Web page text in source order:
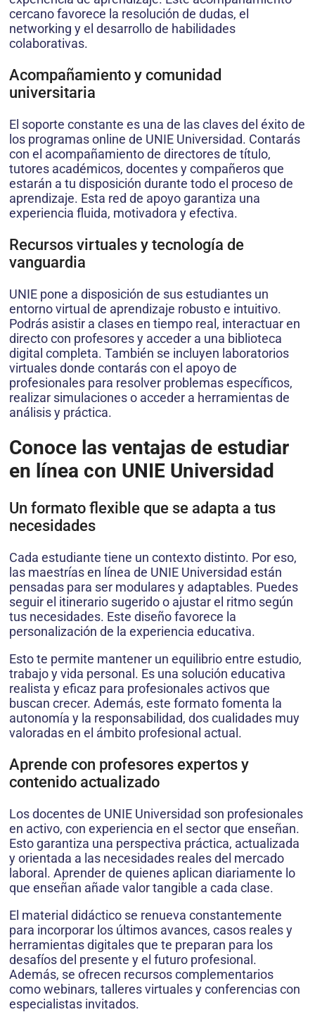
cercano favorece la resolución de dudas, el
networking y el desarrollo de habilidades
colaborativas.
Acompañamiento y comunidad
universitaria
El soporte constante es una de las claves del éxito de
los programas online de UNIE Universidad. Contarás
con el acompañamiento de directores de título,
tutores académicos, docentes y compañeros que
estarán a tu disposición durante todo el proceso de
aprendizaje. Esta red de apoyo garantiza una
experiencia fluida, motivadora y efectiva.
Recursos virtuales y tecnología de
vanguardia
UNIE pone a disposición de sus estudiantes un
entorno virtual de aprendizaje robusto e intuitivo.
Podrás asistir a clases en tiempo real, interactuar en
directo con profesores y acceder a una biblioteca
digital completa. También se incluyen laboratorios
virtuales donde contarás con el apoyo de
profesionales para resolver problemas específicos,
realizar simulaciones o acceder a herramientas de
análisis y práctica.
Conoce las ventajas de estudiar
en línea con UNIE Universidad
Un formato flexible que se adapta a tus
necesidades
Cada estudiante tiene un contexto distinto. Por eso,
las maestrías en línea de UNIE Universidad están
pensadas para ser modulares y adaptables. Puedes
seguir el itinerario sugerido o ajustar el ritmo según
tus necesidades. Este diseño favorece la
personalización de la experiencia educativa.
Esto te permite mantener un equilibrio entre estudio,
trabajo y vida personal. Es una solución educativa
realista y eficaz para profesionales activos que
buscan crecer. Además, este formato fomenta la
autonomía y la responsabilidad, dos cualidades muy
valoradas en el ámbito profesional actual.
Aprende con profesores expertos y
contenido actualizado
Los docentes de UNIE Universidad son profesionales
en activo, con experiencia en el sector que enseñan.
Esto garantiza una perspectiva práctica, actualizada
y orientada a las necesidades reales del mercado
laboral. Aprender de quienes aplican diariamente lo
que enseñan añade valor tangible a cada clase.
El material didáctico se renueva constantemente
para incorporar los últimos avances, casos reales y
herramientas digitales que te preparan para los
desafíos del presente y el futuro profesional.
Además, se ofrecen recursos complementarios
como webinars, talleres virtuales y conferencias con
especialistas invitados.